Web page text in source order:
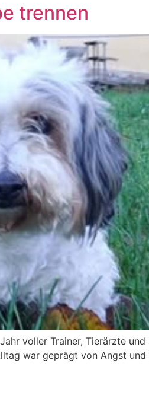
trennen
voller Trainer, Tierärzte
war geprägt von Angst